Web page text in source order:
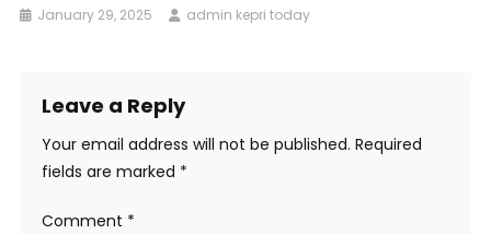
January 29, 2025 admin kepri today
Leave a Reply
Your email address will not be published. Required
fields are marked *
Comment *